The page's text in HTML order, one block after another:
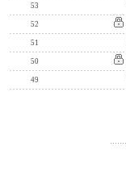
53
52
51
50
49